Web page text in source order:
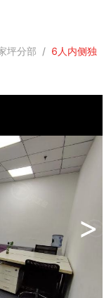
坪分部 / 6人内侧独
>